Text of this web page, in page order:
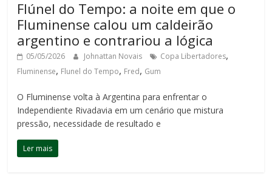
Flúnel do Tempo: a noite em que o
Fluminense calou um caldeirão
argentino e contrariou a lógica
05/05/2026 Johnattan Novais Copa Libertadores,
Fluminense, Flunel do Tempo, Fred, Gum
O Fluminense volta à Argentina para enfrentar o
Independiente Rivadavia em um cenário que mistura
pressão, necessidade de resultado e
Ler mais